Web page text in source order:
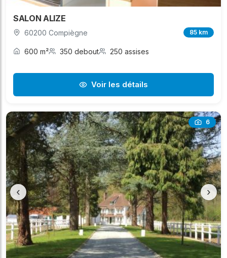
SALON ALIZE
60200 Compiègne 85 km
600 m² 350 debout 250 assises
Voir les détails
6
‹ ›